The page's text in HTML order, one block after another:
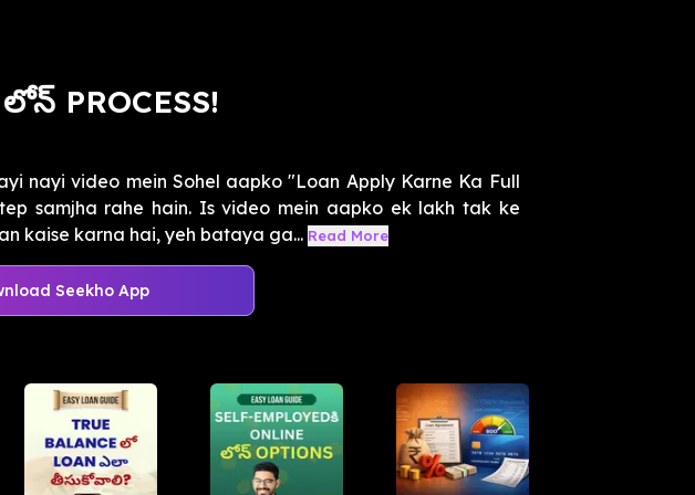
PROCESS!
nayi video mein Sohel aapko "Loan Apply Karne Ka Full
samjha rahe hain. Is video mein aapko ek lakh tak ke
kaise karna hai, yeh bataya ga... Read More
Seekho App